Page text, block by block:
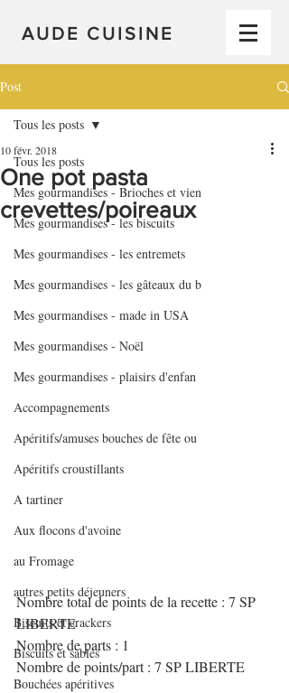
AUDE CUISINE
Post
Tous les posts
Mes gourmandises - Brioches et vien
Mes gourmandises - les biscuits
Mes gourmandises - les entremets
Mes gourmandises - les gâteaux du b
Mes gourmandises - made in USA
Mes gourmandises - Noël
Mes gourmandises - plaisirs d'enfan
Accompagnements
Apéritifs/amuses bouches de fête ou
Apéritifs croustillants
A tartiner
Aux flocons d'avoine
au Fromage
autres petits déjeuners
Biscuits et crackers
Biscuits et sablés
Bouchées apéritives
Tous les posts
One pot pasta
crevettes/poireaux
10 févr. 2018
Nombre total de points de la recette : 7 SP
LIBERTE
Nombre de parts : 1
Nombre de points/part : 7 SP LIBERTE